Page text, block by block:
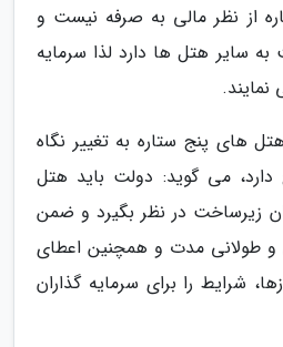
از نظر مالی به صرفه نیست و
سایر هتل ها دارد لذا سرمایه
نمایند.
های پنج ستاره به تغییر نگاه
می گوید: دولت باید هتل
زیرساخت در نظر بگیرد و ضمن
و طولانی مدت و همچنین اعطای
شرایط را برای سرمایه گذاران